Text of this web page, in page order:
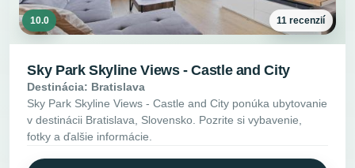
10.0 11 recenzií
Sky Park Skyline Views - Castle and City
Destinácia: Bratislava
Sky Park Skyline Views - Castle and City ponúka ubytovanie
v destinácii Bratislava, Slovensko. Pozrite si vybavenie,
fotky a ďalšie informácie.